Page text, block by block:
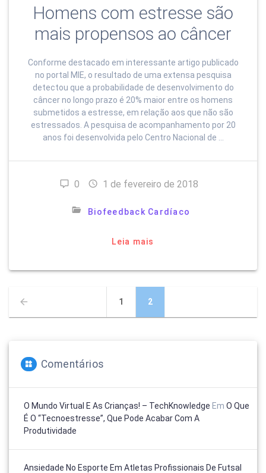
Homens com estresse são
mais propensos ao câncer
Conforme destacado em interessante artigo publicado
no portal MIE, o resultado de uma extensa pesquisa
detectou que a probabilidade de desenvolvimento do
câncer no longo prazo é 20% maior entre os homens
submetidos a estresse, em relação aos que não são
estressados. A pesquisa de acompanhamento por 20
anos foi desenvolvida pelo Centro Nacional de …
0 1 de fevereiro de 2018
Biofeedback Cardíaco
Leia mais
Navegação
por
posts
Página
1 Página
2
Comentários
O Mundo Virtual E As Crianças! – TechKnowledge Em O Que
É O “tecnoestresse”, Que Pode Acabar Com A
Produtividade
Ansiedade No Esporte Em Atletas Profissionais De Futsal